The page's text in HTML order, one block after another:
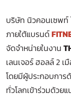
บริษัท นิวคอนเซพท์
ภายใต้แบรนด์
จัดจำหน่ายในงาน
เลนเจอร์ ฮอลล์ 2
โดยมีผู้ประกอบการ
ทั่วโลกเข้าร่วมด้วย